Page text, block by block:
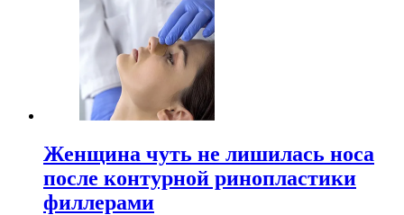
Женщина чуть не лишилась носа
после контурной ринопластики
филлерами